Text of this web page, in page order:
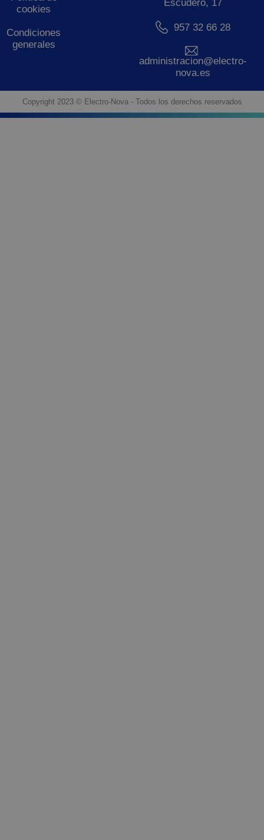
cookies
Condiciones
generales
Escudero, 17
957 32 66 28
administracion@electro-
nova.es
Copyright 2023 © Electro-Nova - Todos los derechos reservados